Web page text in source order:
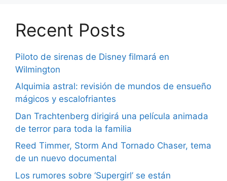
Recent Posts
Piloto de sirenas de Disney filmará en
Wilmington
Alquimia astral: revisión de mundos de ensueño
mágicos y escalofriantes
Dan Trachtenberg dirigirá una película animada
de terror para toda la familia
Reed Timmer, Storm And Tornado Chaser, tema
de un nuevo documental
Los rumores sobre ‘Supergirl’ se están